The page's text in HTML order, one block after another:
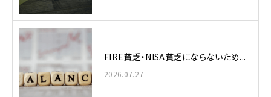
FIRE貧乏・NISA貧乏にならないため...
2026.07.27